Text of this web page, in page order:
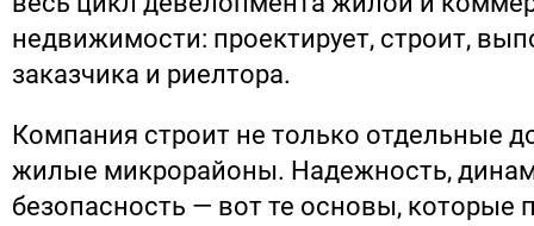
недвижимости: проектирует, строит,
заказчика и риелтора.
Компания строит не только отдельные
жилые микрорайоны. Надежность,
безопасность — вот те основы, которые